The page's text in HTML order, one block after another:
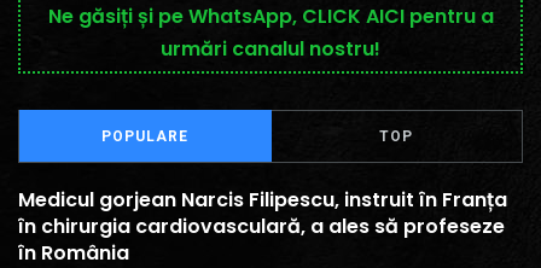
Ne găsiți și pe WhatsApp, CLICK AICI pentru a
urmări canalul nostru!
POPULARE TOP
Medicul gorjean Narcis Filipescu, instruit în Franța
în chirurgia cardiovasculară, a ales să profeseze
în România